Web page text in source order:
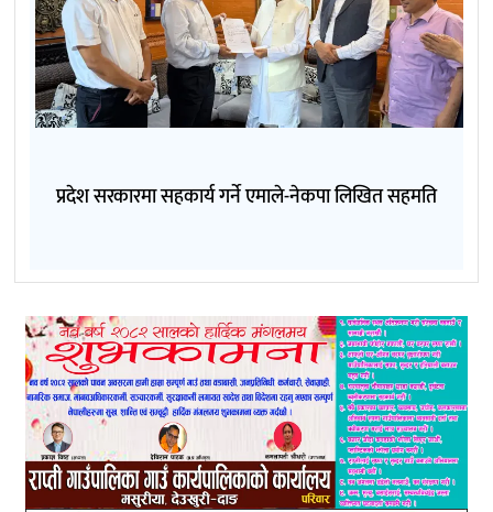
प्रदेश सरकारमा सहकार्य गर्ने एमाले-नेकपा लिखित सहमति